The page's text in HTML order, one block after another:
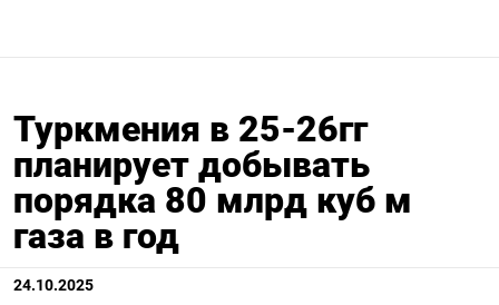
Туркмения в 25-26гг
планирует добывать
порядка 80 млрд куб м
газа в год
24.10.2025